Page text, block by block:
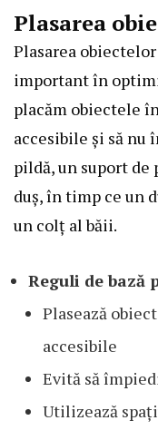
Plasarea
Plasarea
important în
placăm obiectele
accesibile și să nu
pildă, un suport de
duș, în timp ce un
un colț al băii.
Reguli de bază
Plasează
accesibile
Evită să
Utilizează